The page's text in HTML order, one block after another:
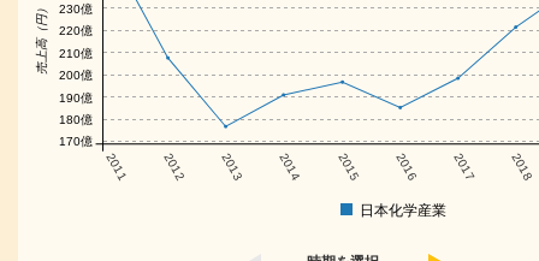
2011 2012 2013 2014 2015 2016 2017 2018
売上高（円）
170億
180億
190億
200億
210億
220億
230億
日本化学産業